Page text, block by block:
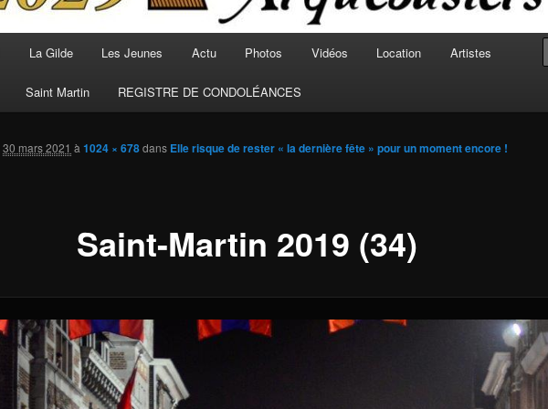
La Gilde Les Jeunes Actu Photos Vidéos Location Artistes
Saint Martin REGISTRE DE CONDOLÉANCES
Saint-Martin 2019 (34)
30 mars 2021 à 1024 × 678dans Elle risque de rester « la dernière fête » pour un moment encore !